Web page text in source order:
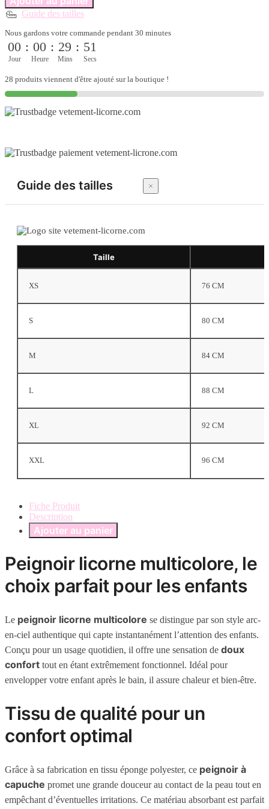
Peignoir
licorne
en
style
arc-
ciel
authentique
Guide des tailles
Nous gardons votre commande pendant 30 minutes
00
Jour
: 00
Heure
: 29
Mins
: 51
Secs
28 produits viennent d'être ajouté sur la boutique !
Guide des tailles
Taille
XS 76 CM
S 80 CM
M 84 CM
L 88 CM
XL 92 CM
XXL 96 CM
Fiche Produit
Description
Ajouter au panier
Peignoir licorne multicolore, le
choix parfait pour les enfants
Le peignoir licorne multicolore se distingue par son style arc-
en-ciel authentique qui capte instantanément l’attention des enfants.
Conçu pour un usage quotidien, il offre une sensation de doux
confort tout en étant extrêmement fonctionnel. Idéal pour
envelopper votre enfant après le bain, il assure chaleur et bien-être.
Tissu de qualité pour un
confort optimal
Grâce à sa fabrication en tissu éponge polyester, ce peignoir à
capuche promet une grande douceur au contact de la peau tout en
empêchant d’éventuelles irritations. Ce matériau absorbant est parfait